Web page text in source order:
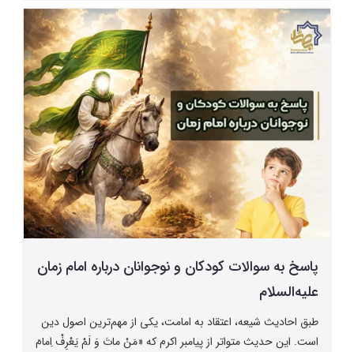
پاسخ به سوالات کودکان و نوجوانان درباره امام زمان
علیه‌السلام
طبق احادیث شیعه، اعتقاد به امامت، یکی از مهم‌ترین اصول دین
است. این حدیث متواتر از پیامبر اکرم که «مَنْ ماتَ وَ لَمْ یَعْرِفْ اِمامَ